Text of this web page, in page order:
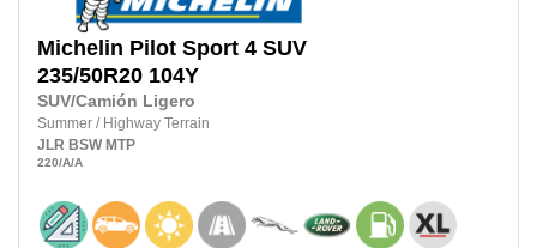
Michelin Pilot Sport 4 SUV
235/50R20 104Y
SUV/Camión Ligero
Summer / Highway Terrain
JLR BSW MTP
220/A/A